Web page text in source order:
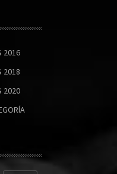
2016
2018
2020